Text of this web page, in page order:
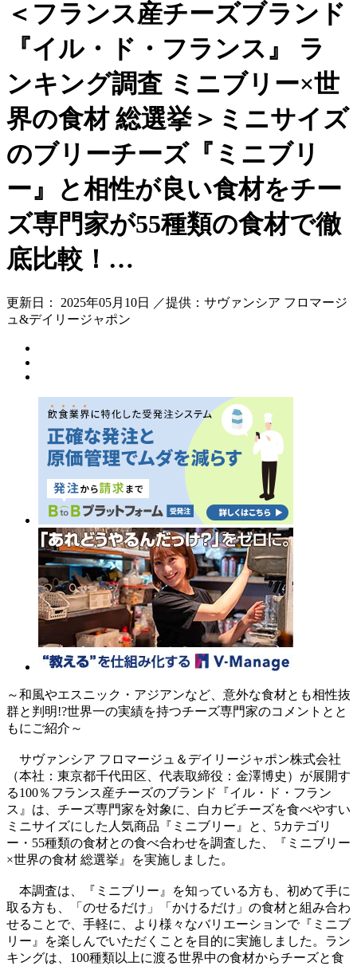
＜フランス産チーズブランド
『イル・ド・フランス』 ラ
ンキング調査 ミニブリー×世
界の食材 総選挙＞ミニサイズ
のブリーチーズ『ミニブリ
ー』と相性が良い食材をチー
ズ専門家が55種類の食材で徹
底比較！…
更新日： 2025年05月10日 ／提供：サヴァンシア フロマージ
ュ&デイリージャポン
～和風やエスニック・アジアンなど、意外な食材とも相性抜
群と判明!?世界一の実績を持つチーズ専門家のコメントとと
もにご紹介～
サヴァンシア フロマージュ＆デイリージャポン株式会社
（本社：東京都千代田区、代表取締役：金澤博史）が展開す
る100％フランス産チーズのブランド『イル・ド・フラン
ス』は、チーズ専門家を対象に、白カビチーズを食べやすい
ミニサイズにした人気商品『ミニブリー』と、5カテゴリ
ー・55種類の食材との食べ合わせを調査した、『ミニブリー
×世界の食材 総選挙』を実施しました。
本調査は、『ミニブリー』を知っている方も、初めて手に
取る方も、「のせるだけ」「かけるだけ」の食材と組み合わ
せることで、手軽に、より様々なバリエーションで『ミニブ
リー』を楽しんでいただくことを目的に実施しました。ラン
キングは、100種類以上に渡る世界中の食材からチーズと食